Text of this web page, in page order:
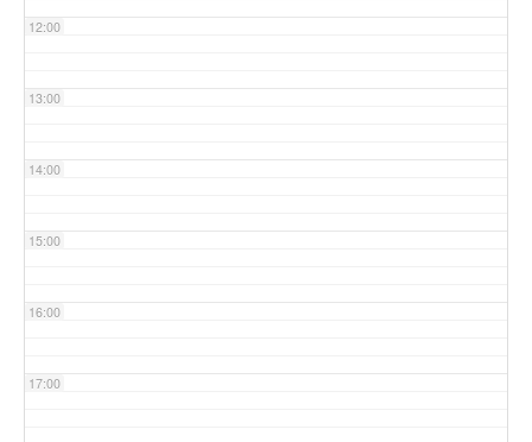
12:00
13:00
14:00
15:00
16:00
17:00